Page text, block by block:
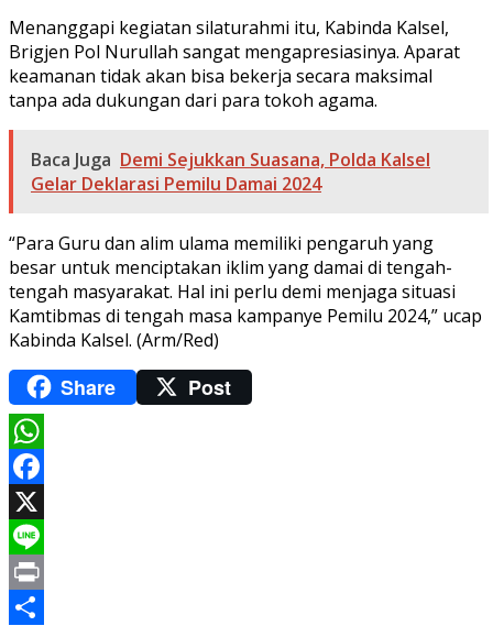
Menanggapi kegiatan silaturahmi itu, Kabinda Kalsel,
Brigjen Pol Nurullah sangat mengapresiasinya. Aparat
keamanan tidak akan bisa bekerja secara maksimal
tanpa ada dukungan dari para tokoh agama.
Baca Juga Demi Sejukkan Suasana, Polda Kalsel
Gelar Deklarasi Pemilu Damai 2024
“Para Guru dan alim ulama memiliki pengaruh yang
besar untuk menciptakan iklim yang damai di tengah-
tengah masyarakat. Hal ini perlu demi menjaga situasi
Kamtibmas di tengah masa kampanye Pemilu 2024,” ucap
Kabinda Kalsel. (Arm/Red)
Share Post
WhatsApp
Facebook
X
Line
Print